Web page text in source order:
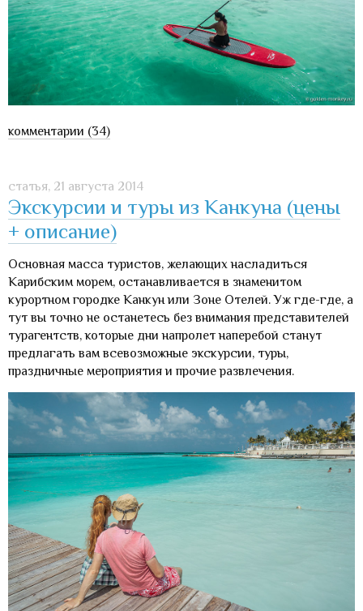
комментарии (34)
статья, 21 августа 2014
Экскурсии и туры из Канкуна (цены
+ описание)
Основная масса туристов, желающих насладиться
Карибским морем, останавливается в знаменитом
курортном городке Канкун или Зоне Отелей. Уж где-где, а
тут вы точно не останетесь без внимания представителей
турагентств, которые дни напролет наперебой станут
предлагать вам всевозможные экскурсии, туры,
праздничные мероприятия и прочие развлечения.